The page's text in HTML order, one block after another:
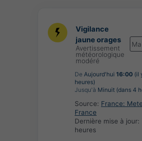
Vigilance
jaune orages
Avertissement
météorologique
modéré
De Aujourd'hui 16:00 (il
heures)
Jusqu'à Minuit (dans 4
Source: France:
France
Dernière mise à jour:
heures